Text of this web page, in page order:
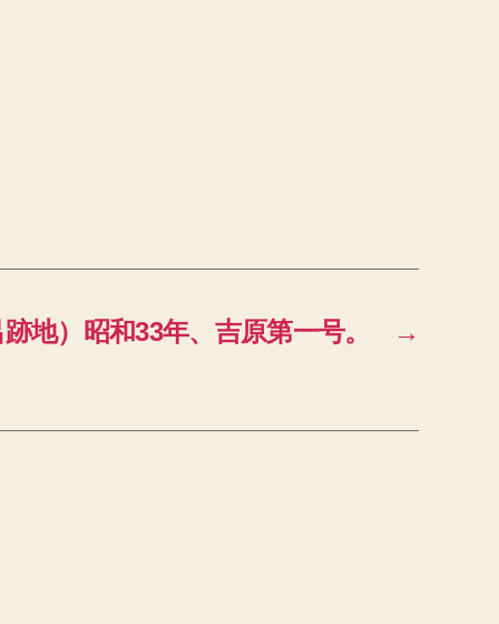
→
地）昭和33年、吉原第一号。